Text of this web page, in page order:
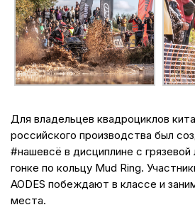
Для владельцев квадроциклов
российского производства был
#нашевсё в дисциплине с
гонке по кольцу Mud Ring.
AODES побеждают в классе и
места.